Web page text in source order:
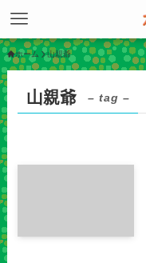
ホーム 山親爺
山親爺 – tag –